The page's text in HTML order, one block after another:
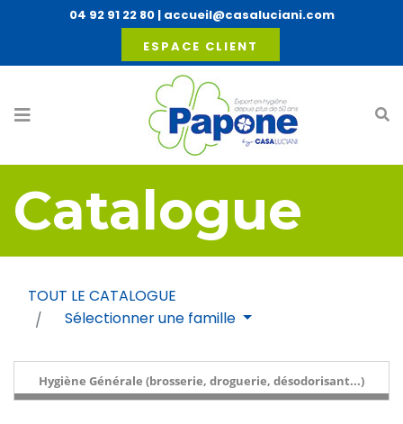
04 92 91 22 80| accueil@casaluciani.com
ESPACE CLIENT
Catalogue
TOUT LE CATALOGUE
Sélectionner une famille
Hygiène Générale (brosserie, droguerie, désodorisant...)